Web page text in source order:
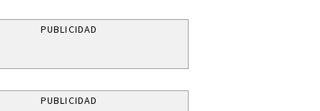
PUBLICIDAD
PUBLICIDAD